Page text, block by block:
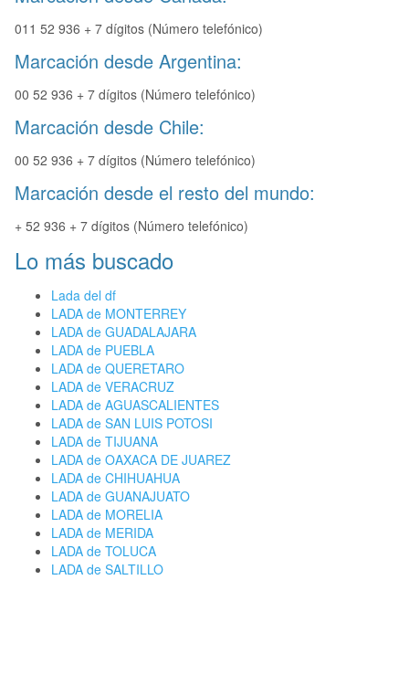
011 52 936 + 7 dígitos (Número telefónico)
Marcación desde Argentina:
00 52 936 + 7 dígitos (Número telefónico)
Marcación desde Chile:
00 52 936 + 7 dígitos (Número telefónico)
Marcación desde el resto del mundo:
+ 52 936 + 7 dígitos (Número telefónico)
Lo más buscado
Lada del df
LADA de MONTERREY
LADA de GUADALAJARA
LADA de PUEBLA
LADA de QUERETARO
LADA de VERACRUZ
LADA de AGUASCALIENTES
LADA de SAN LUIS POTOSI
LADA de TIJUANA
LADA de OAXACA DE JUAREZ
LADA de CHIHUAHUA
LADA de GUANAJUATO
LADA de MORELIA
LADA de MERIDA
LADA de TOLUCA
LADA de SALTILLO